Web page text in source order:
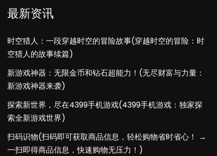
最新资讯
时空猎人：一段穿越时空的冒险故事(穿越时空的冒险：时
空猎人的故事续篇)
新游戏神器：无限金币和钻石超能力！(无尽财富与力量：
新游戏神器来袭)
探索新世界，尽在4399手机游戏(4399手机游戏：独家探
索全新游戏世界)
扫码识物(扫码即可获取商品信息，轻松购物省时省心！ →
一扫即得商品信息，快速购物无压力！)